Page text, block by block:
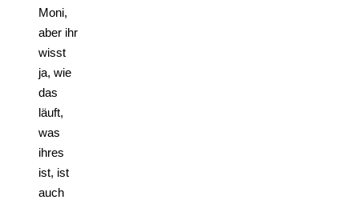
Moni,
aber ihr
wisst
ja, wie
das
läuft,
was
ihres
ist, ist
auch